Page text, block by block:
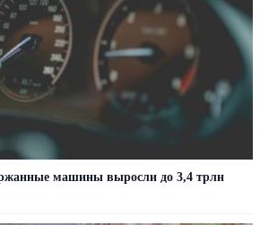
машины выросли до 3,4 трлн